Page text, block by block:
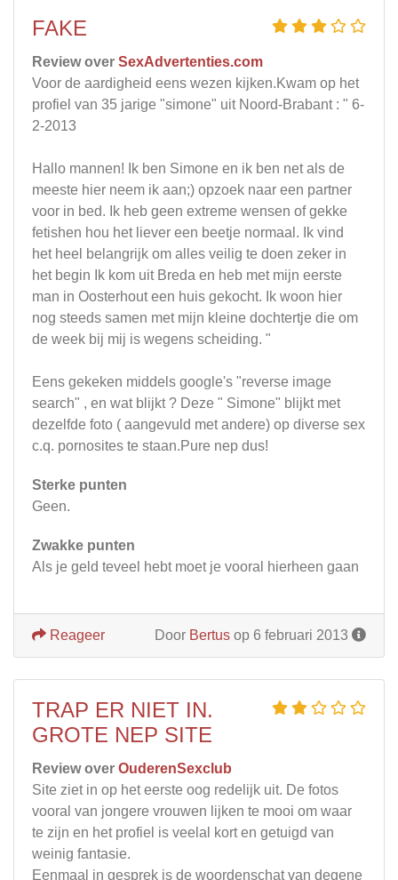
FAKE
Review over SexAdvertenties.com
Voor de aardigheid eens wezen kijken.Kwam op het
profiel van 35 jarige "simone" uit Noord-Brabant : " 6-
2-2013
Hallo mannen! Ik ben Simone en ik ben net als de
meeste hier neem ik aan;) opzoek naar een partner
voor in bed. Ik heb geen extreme wensen of gekke
fetishen hou het liever een beetje normaal. Ik vind
het heel belangrijk om alles veilig te doen zeker in
het begin Ik kom uit Breda en heb met mijn eerste
man in Oosterhout een huis gekocht. Ik woon hier
nog steeds samen met mijn kleine dochtertje die om
de week bij mij is wegens scheiding. "
Eens gekeken middels google's "reverse image
search" , en wat blijkt ? Deze " Simone" blijkt met
dezelfde foto ( aangevuld met andere) op diverse sex
c.q. pornosites te staan.Pure nep dus!
Sterke punten
Geen.
Zwakke punten
Als je geld teveel hebt moet je vooral hierheen gaan
Door Bertus op 6 februari 2013
Reageer
TRAP ER NIET IN.
GROTE NEP SITE
Review over OuderenSexclub
Site ziet in op het eerste oog redelijk uit. De fotos
vooral van jongere vrouwen lijken te mooi om waar
te zijn en het profiel is veelal kort en getuigd van
weinig fantasie.
Eenmaal in gesprek is de woordenschat van degene